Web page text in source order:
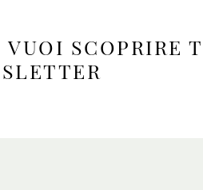
SCOPRIRE